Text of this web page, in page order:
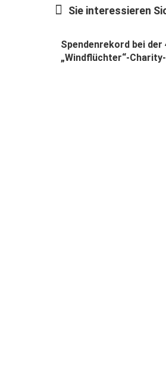
Sie interessieren
Spendenrekord bei der
„Windflüchter“-